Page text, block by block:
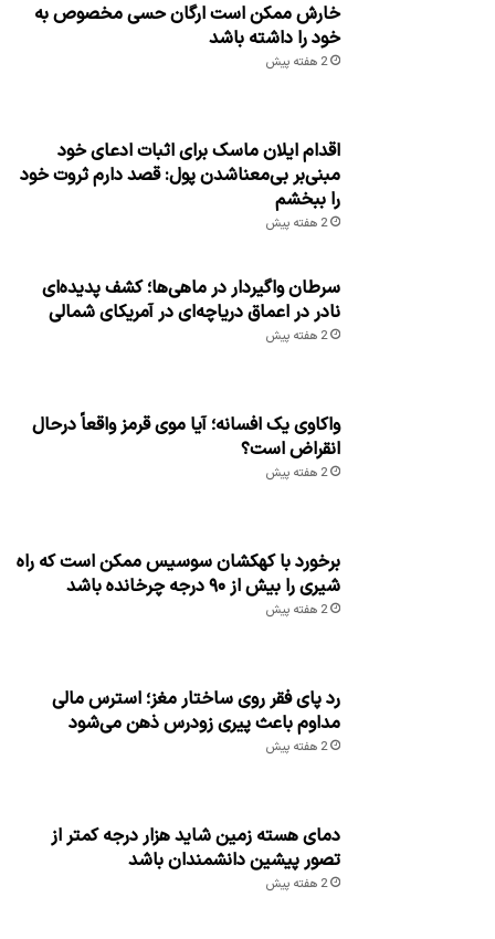
خارش ممکن است ارگان حسی مخصوص به
خود را داشته باشد
2 هفته پیش
اقدام ایلان ماسک برای اثبات ادعای خود
مبنی‌بر بی‌معناشدن پول: قصد دارم ثروت خود
را ببخشم
2 هفته پیش
سرطان واگیردار در ماهی‌ها؛ کشف پدیده‌ای
نادر در اعماق دریاچه‌ای در آمریکای شمالی
2 هفته پیش
واکاوی یک افسانه؛ آیا موی قرمز واقعاً درحال
انقراض است؟
2 هفته پیش
برخورد با کهکشان سوسیس ممکن است که راه
شیری را بیش از ۹۰ درجه چرخانده باشد
2 هفته پیش
رد پای فقر روی ساختار مغز؛ استرس مالی
مداوم باعث پیری زودرس ذهن می‌شود
2 هفته پیش
دمای هسته زمین شاید هزار درجه کمتر از
تصور پیشین دانشمندان باشد
2 هفته پیش